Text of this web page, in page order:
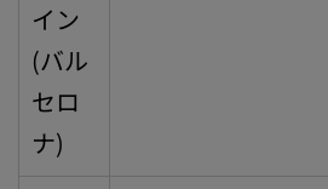
イン
(バル
セロ
ナ)